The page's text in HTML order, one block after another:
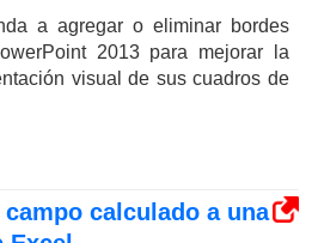
a agregar o eliminar bordes
2013 para mejorar la
visual de sus cuadros de
calculado a una